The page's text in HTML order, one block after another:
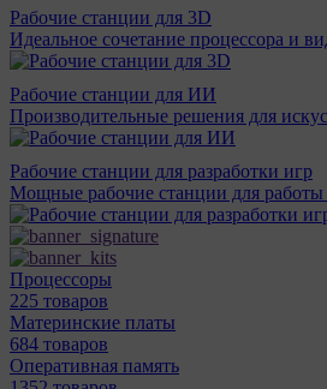
Рабочие станции для 3D
Идеальное сочетание процессора и
Рабочие станции для ИИ
Производительные решения для
Рабочие станции для разработки игр
Мощные рабочие станции для
Процессоры
225 товаров
Материнcкие платы
684 товаров
Оперативная память